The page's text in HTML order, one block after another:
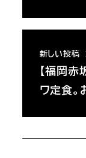
新しい投稿
【福岡赤
ワ定食